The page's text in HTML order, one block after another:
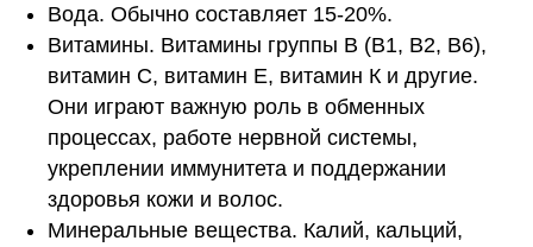
Вода. Обычно составляет 15-20%.
Витамины. Витамины группы В (В1, В2, В6),
витамин С, витамин Е, витамин К и другие.
Они играют важную роль в обменных
процессах, работе нервной системы,
укреплении иммунитета и поддержании
здоровья кожи и волос.
Минеральные вещества. Калий, кальций,